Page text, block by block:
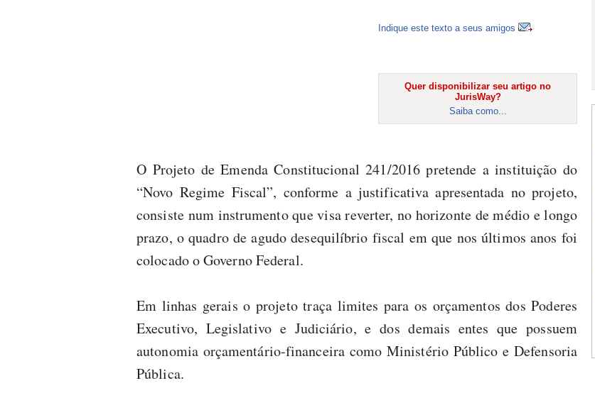
Indique este texto a seus amigos
Quer disponibilizar seu artigo no
JurisWay?
Saiba como...
O Projeto de Emenda Constitucional 241/2016 pretende a instituição do
“Novo Regime Fiscal”, conforme a justificativa apresentada no projeto,
consiste num instrumento que visa reverter, no horizonte de médio e longo
prazo, o quadro de agudo desequilíbrio fiscal em que nos últimos anos foi
colocado o Governo Federal.
Em linhas gerais o projeto traça limites para os orçamentos dos Poderes
Executivo, Legislativo e Judiciário, e dos demais entes que possuem
autonomia orçamentário-financeira como Ministério Público e Defensoria
Pública.